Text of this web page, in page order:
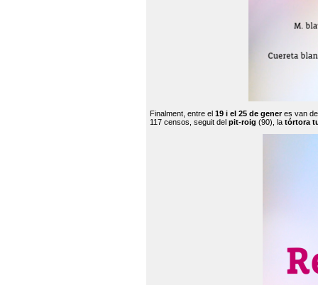
Finalment, entre el 19 i el 25 de generes van
117 censos, seguit del pit-roig (90), la tórtora